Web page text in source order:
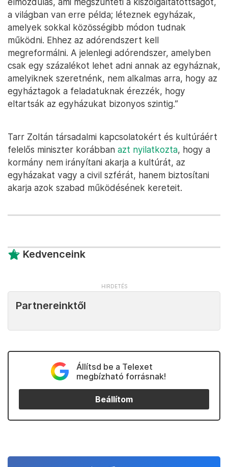
a világban van erre példa; léteznek egyházak,
amelyek sokkal közösségibb módon tudnak
működni. Ehhez az adórendszert kell
megreformálni. A jelenlegi adórendszer, amelyben
csak egy százalékot lehet adni annak az egyháznak,
amelyiknek szeretnénk, nem alkalmas arra, hogy az
egyháztagok a feladatuknak érezzék, hogy
eltartsák az egyházukat bizonyos szintig.”
Tarr Zoltán társadalmi kapcsolatokért és kultúráért
felelős miniszter korábban azt nyilatkozta, hogy a
kormány nem irányítani akarja a kultúrát, az
egyházakat vagy a civil szférát, hanem biztosítani
akarja azok szabad működésének kereteit.
Kedvenceink
Partnereinktől
Állítsd be a Telexet
megbízható forrásnak!
Beállítom